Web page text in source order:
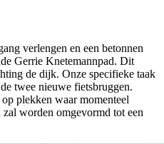
verlengen en een betonnen
Gerrie Knetemannpad. Dit
de dijk. Onze specifieke taak
twee nieuwe fietsbruggen.
plekken waar momenteel
worden omgevormd tot een